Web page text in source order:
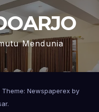
Mendunia
Theme: Newspaperex by
.